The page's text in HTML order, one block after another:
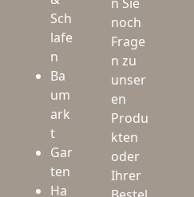
Sch
lafe
n
Ba
um
ark
t
Gar
ten
Ha
noch
Frage
n zu
unser
en
Produ
kten
oder
Ihrer